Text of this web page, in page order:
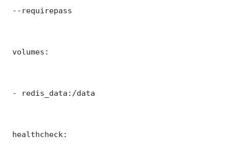
--requirepass
volumes:
- redis_data:/data
healthcheck: